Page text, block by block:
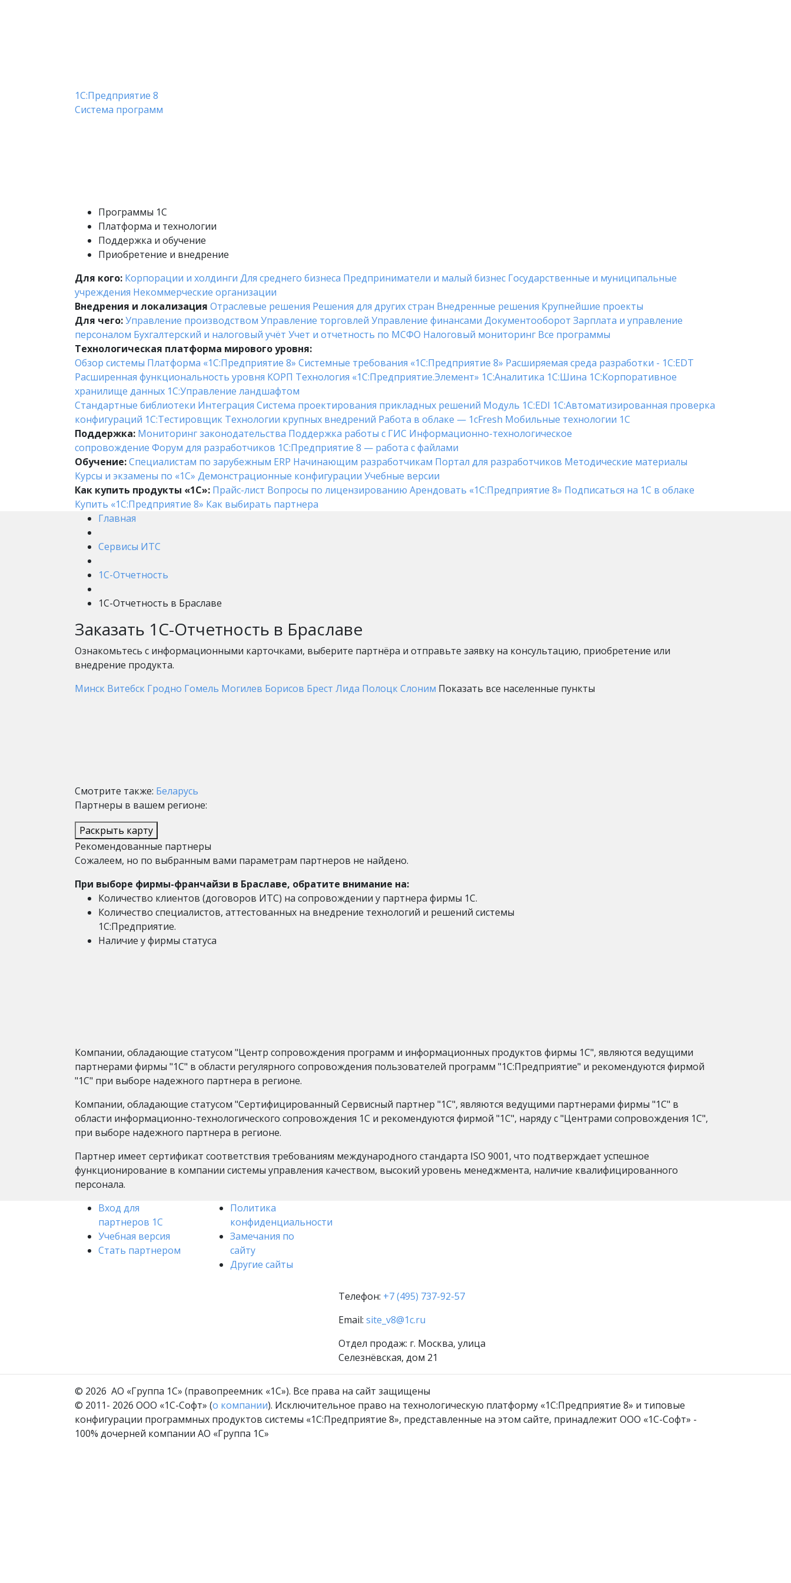
1С:Предприятие 8
Система программ
Программы 1С
Платформа и технологии
Поддержка и обучение
Приобретение и внедрение
Для кого: Корпорации и холдинги Для среднего бизнеса Предприниматели и малый бизнес Государственные и муниципальные
учреждения Некоммерческие организации
Внедрения и локализация Отраслевые решения Решения для других стран Внедренные решения Крупнейшие проекты
Для чего:Управление производством Управление торговлей Управление финансами Документооборот Зарплата и управление
персоналом Бухгалтерский и налоговый учёт Учет и отчетность по МСФО Налоговый мониторинг Все программы
Технологическая платформа мирового уровня:
Обзор системы Платформа «1С:Предприятие 8» Системные требования «1С:Предприятие 8» Расширяемая среда разработки - 1C:EDT
Расширенная функциональность уровня КОРП Технология «1С:Предприятие.Элемент» 1C:Аналитика 1С:Шина 1С:Корпоративное
хранилище данных 1С:Управление ландшафтом
Стандартные библиотеки Интеграция Система проектирования прикладных решений Модуль 1C:EDI 1С:Автоматизированная проверка
конфигураций 1С:Тестировщик Технологии крупных внедрений Работа в облаке — 1cFresh Мобильные технологии 1С
Поддержка: Мониторинг законодательства Поддержка работы с ГИС Информационно-технологическое
сопровождение Форум для разработчиков 1С:Предприятие 8 — работа с файлами
Обучение:Cпециалистам по зарубежным ERP Начинающим разработчикам Портал для разработчиков Методические материалы
Курсы и экзамены по «1С» Демонстрационные конфигурации Учебные версии
Как купить продукты «1С»: Прайс-лист Вопросы по лицензированию Арендовать «1С:Предприятие 8» Подписаться на 1С в облаке
Купить «1С:Предприятие 8» Как выбирать партнера
Главная
Сервисы ИТС
1С-Отчетность
1С-Отчетность в Браславе
Заказать 1С-Отчетность в Браславе
Ознакомьтесь с информационными карточками, выберите партнёра и отправьте заявку на консультацию, приобретение или
внедрение продукта.
Минск Витебск Гродно Гомель Могилев Борисов Брест Лида ПолоцкСлоним Показать все населенные пункты
Смотрите также: Беларусь
Партнеры в вашем регионе:
Раскрыть карту
Рекомендованные партнеры
Сожалеем, но по выбранным вами параметрам партнеров не найдено.
При выборе фирмы-франчайзи в Браславе, обратите внимание на:
Количество клиентов (договоров ИТС) на сопровождении у партнера фирмы 1С.
Количество специалистов, аттестованных на внедрение технологий и решений системы
1С:Предприятие.
Наличие у фирмы статуса
Компании, обладающие статусом "Центр сопровождения программ и информационных продуктов фирмы 1С", являются ведущими
партнерами фирмы "1С" в области регулярного сопровождения пользователей программ "1С:Предприятие" и рекомендуются фирмой
"1С" при выборе надежного партнера в регионе.
Компании, обладающие статусом "Сертифицированный Сервисный партнер "1С", являются ведущими партнерами фирмы "1С" в
области информационно-технологического сопровождения 1C и рекомендуются фирмой "1С", наряду с "Центрами сопровождения 1С",
при выборе надежного партнера в регионе.
Партнер имеет сертификат соответствия требованиям международного стандарта ISO 9001, что подтверждает успешное
функционирование в компании системы управления качеством, высокий уровень менеджмента, наличие квалифицированного
персонала.
Вход для
партнеров 1С
Учебная версия
Стать партнером
Политика
конфиденциальности
Замечания по
сайту
Другие сайты
Телефон: +7 (495) 737-92-57
Email: site_v8@1c.ru
Отдел продаж: г. Москва, улица
Селезнёвская, дом 21
© 2026 АО «Группа 1С» (правопреемник «1С»). Все права на сайт защищены
© 2011- 2026 ООО «1С-Софт» (о компании). Исключительное право на технологическую платформу «1С:Предприятие 8» и типовые
конфигурации программных продуктов системы «1С:Предприятие 8», представленные на этом сайте, принадлежит ООО «1С-Софт» -
100% дочерней компании АО «Группа 1С»